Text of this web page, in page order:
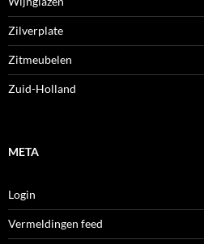
Zilverplate
Zitmeubelen
Zuid-Holland
META
Login
Vermeldingen feed